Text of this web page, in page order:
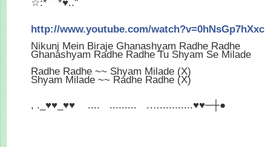
☆:*´¨`*♥.."
http://www.youtube.com/watch?v=0hNsGp7hXxc
Nikunj Mein Biraje Ghanashyam Radhe Radhe
Ghanashyam Radhe Radhe Tu Shyam Se Milade
Radhe Radhe ~~ Shyam Milade (X)
Shyam Milade ~~ Radhe Radhe (X)
, ._♥♥_♥♥ .... ......... .…...........♥♥─┼●